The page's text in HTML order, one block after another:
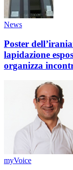
News
Poster
lapidazione
organizza
myVoice